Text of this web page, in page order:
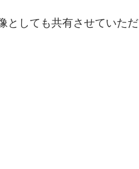
しても共有させていただ